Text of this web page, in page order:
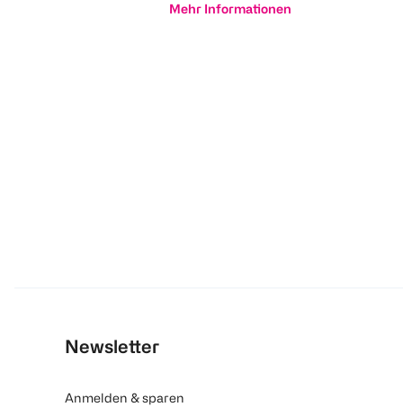
Mehr Informationen
Newsletter
Anmelden & sparen